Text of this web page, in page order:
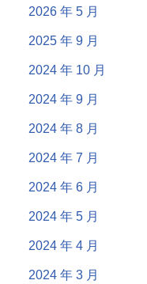
2026 年 5 月
2025 年 9 月
2024 年 10 月
2024 年 9 月
2024 年 8 月
2024 年 7 月
2024 年 6 月
2024 年 5 月
2024 年 4 月
2024 年 3 月